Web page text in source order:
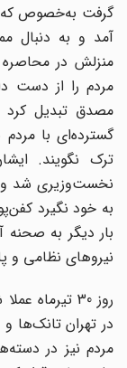
گرفت به‌خصوص که
آمد و به دنبال
منزلش در محاصره
مردم را از دست
مصدق تبدیل کرد و
گسترده‌ای با مردم
ترک نگویند.
نخست‌وزیری شد و
به خود نگیرد
بار دیگر به صحنه
نیروهای نظامی و
روز 30 تیرماه
در تهران تانک‌ها
مردم نیز در